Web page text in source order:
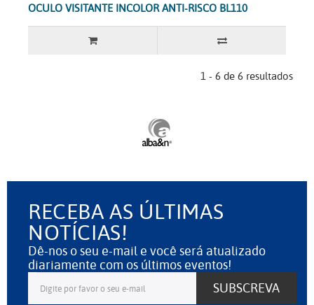
OCULO VISITANTE INCOLOR ANTI-RISCO BL110
1 - 6 de 6 resultados
RECEBA AS ÚLTIMAS
NOTÍCIAS!
Dê-nos o seu e-mail e você será atualizado
diariamente com os últimos eventos!
SUBSCREVA